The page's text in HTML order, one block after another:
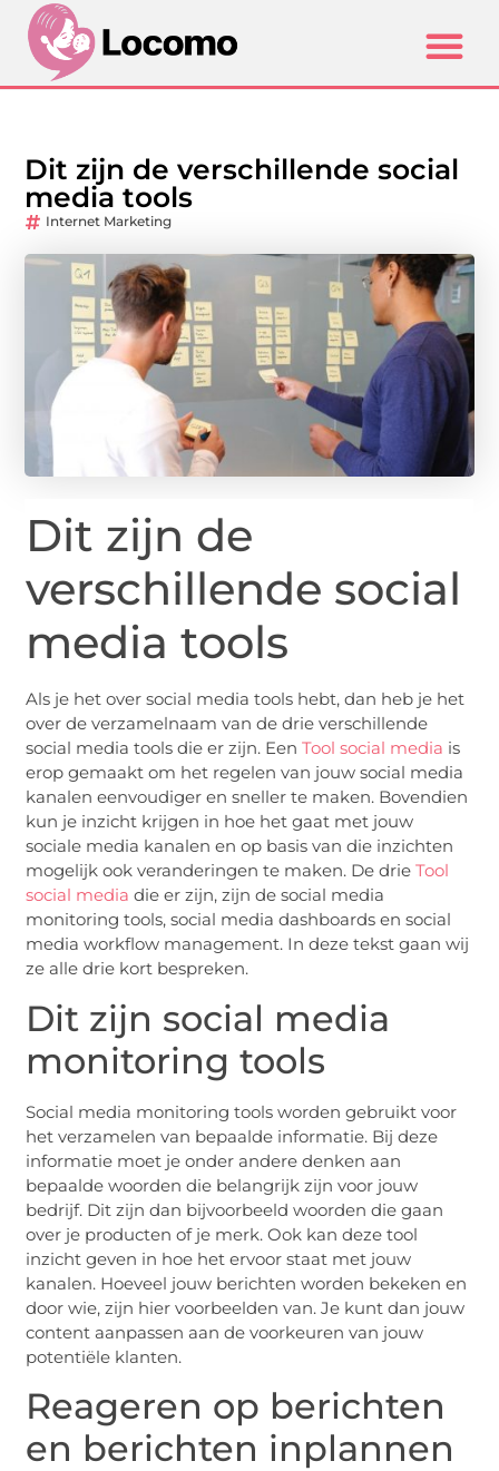
Dit zijn de verschillende social
media tools
Internet Marketing
Dit zijn de
verschillende social
media tools
Als je het over social media tools hebt, dan heb je het
over de verzamelnaam van de drie verschillende
social media tools die er zijn. EenTool social media is
erop gemaakt om het regelen van jouw social media
kanalen eenvoudiger en sneller te maken. Bovendien
kun je inzicht krijgen in hoe het gaat met jouw
sociale media kanalen en op basis van die inzichten
mogelijk ook veranderingen te maken. De drieTool
social media die er zijn, zijn de social media
monitoring tools, social media dashboards en social
media workflow management. In deze tekst gaan wij
ze alle drie kort bespreken.
Dit zijn social media
monitoring tools
Social media monitoring tools worden gebruikt voor
het verzamelen van bepaalde informatie. Bij deze
informatie moet je onder andere denken aan
bepaalde woorden die belangrijk zijn voor jouw
bedrijf. Dit zijn dan bijvoorbeeld woorden die gaan
over je producten of je merk. Ook kan deze tool
inzicht geven in hoe het ervoor staat met jouw
kanalen. Hoeveel jouw berichten worden bekeken en
door wie, zijn hier voorbeelden van. Je kunt dan jouw
content aanpassen aan de voorkeuren van jouw
potentiële klanten.
Reageren op berichten
en berichten inplannen